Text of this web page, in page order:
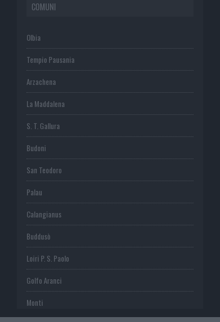
COMUNI
Olbia
Tempio Pausania
Arzachena
La Maddalena
S. T. Gallura
Budoni
San Teodoro
Palau
Calangianus
Buddusò
Loiri P. S. Paolo
Golfo Aranci
Monti